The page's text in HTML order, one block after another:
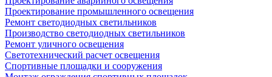
Проектирование промышленного освещения
Ремонт светодиодных светильников
Производство светодиодных светильников
Ремонт уличного освещения
Светотехнический расчет освещения
Спортивные площадки и сооружения